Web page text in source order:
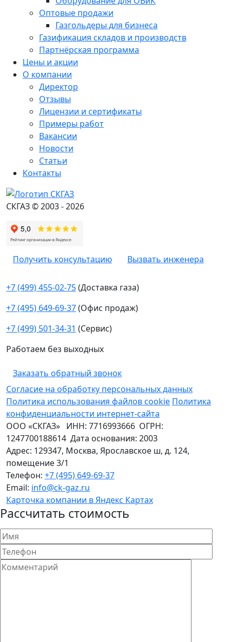
Оптовые продажи
Газгольдеры для бизнеса
Газификация складов и производств
Партнёрская программа
Цены и акции
О компании
Директор
Отзывы
Лицензии и сертификаты
Примеры работ
Вакансии
Новости
Статьи
Контакты
СКГАЗ © 2003 - 2026
Получить консультацию Вызвать инженера
+7 (499) 455-02-75(Доставка газа)
+7 (495) 649-69-37(Офис продаж)
+7 (499) 501-34-31 (Сервис)
Работаем без выходных
Заказать обратный звонок
Согласие на обработку персональных данных
Политика использования файлов cookie Политика
конфиденциальности интернет-сайта
ООО «СКГАЗ» ИНН: 7716993666 ОГРН:
1247700188614 Дата основания: 2003
Адрес: 129347, Москва, Ярославское ш, д. 124,
помещение 3/1
Телефон: +7 (495) 649-69-37
Email: info@ck-gaz.ru
Карточка компании в Яндекс Картах
Рассчитать стоимость